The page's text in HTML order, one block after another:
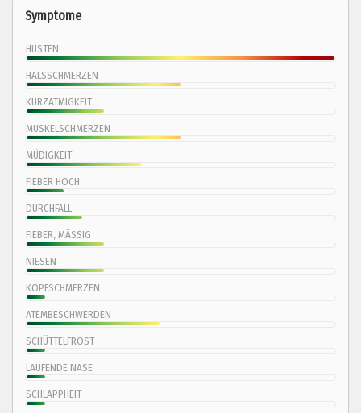
Symptome
HUSTEN
HALSSCHMERZEN
KURZATMIGKEIT
MUSKELSCHMERZEN
MÜDIGKEIT
FIEBER HOCH
DURCHFALL
FIEBER, MÄSSIG
NIESEN
KOPFSCHMERZEN
ATEMBESCHWERDEN
SCHÜTTELFROST
LAUFENDE NASE
SCHLAPPHEIT